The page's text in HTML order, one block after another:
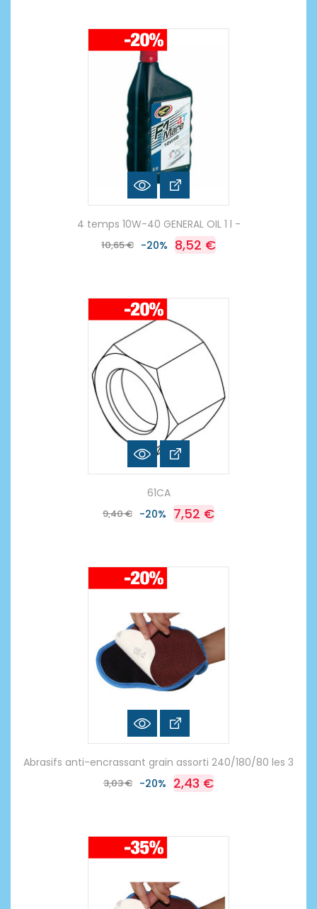
4 temps 10W-40 GENERAL OIL 1 l -
10,65 € -20% 8,52 €
61CA
9,40 € -20% 7,52 €
Abrasifs anti-encrassant grain assorti 240/180/80 les 3
3,03 € -20% 2,43 €